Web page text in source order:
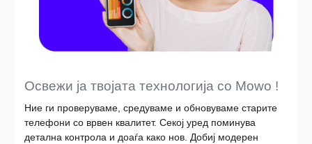
Освежи ја твојата технологија со Mowo !
Ние ги проверуваме, средуваме и обновуваме старите
телефони со врвен квалитет. Секој уред поминува
детална контрола и доаѓа како нов. Добиј модерен